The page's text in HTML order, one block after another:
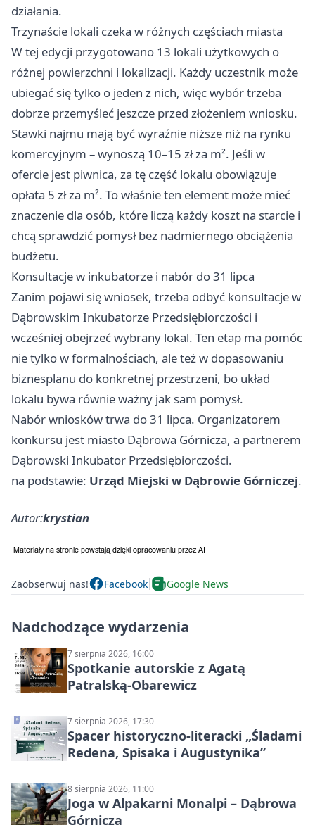
działania.
Trzynaście lokali czeka w różnych częściach miasta
W tej edycji przygotowano 13 lokali użytkowych o
różnej powierzchni i lokalizacji. Każdy uczestnik może
ubiegać się tylko o jeden z nich, więc wybór trzeba
dobrze przemyśleć jeszcze przed złożeniem wniosku.
Stawki najmu mają być wyraźnie niższe niż na rynku
komercyjnym – wynoszą 10–15 zł za m². Jeśli w
ofercie jest piwnica, za tę część lokalu obowiązuje
opłata 5 zł za m². To właśnie ten element może mieć
znaczenie dla osób, które liczą każdy koszt na starcie i
chcą sprawdzić pomysł bez nadmiernego obciążenia
budżetu.
Konsultacje w inkubatorze i nabór do 31 lipca
Zanim pojawi się wniosek, trzeba odbyć konsultacje w
Dąbrowskim Inkubatorze Przedsiębiorczości i
wcześniej obejrzeć wybrany lokal. Ten etap ma pomóc
nie tylko w formalnościach, ale też w dopasowaniu
biznesplanu do konkretnej przestrzeni, bo układ
lokalu bywa równie ważny jak sam pomysł.
Nabór wniosków trwa do 31 lipca. Organizatorem
konkursu jest miasto Dąbrowa Górnicza, a partnerem
Dąbrowski Inkubator Przedsiębiorczości.
na podstawie: Urząd Miejski w Dąbrowie Górniczej.
Autor:krystian
Zaobserwuj nas! Facebook Google News
Nadchodzące wydarzenia
7 sierpnia 2026, 16:00
Spotkanie autorskie z Agatą
Patralską-Obarewicz
7 sierpnia 2026, 17:30
Spacer historyczno-literacki „Śladami
Redena, Spisaka i Augustynika”
8 sierpnia 2026, 11:00
Joga w Alpakarni Monalpi – Dąbrowa
Górnicza